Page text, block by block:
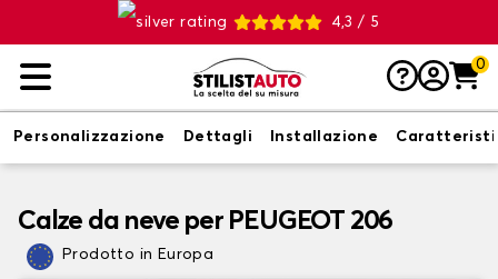
4,3 / 5
0
Personalizzazione Dettagli Installazione
Calze da neve per PEUGEOT 206
Prodotto in Europa